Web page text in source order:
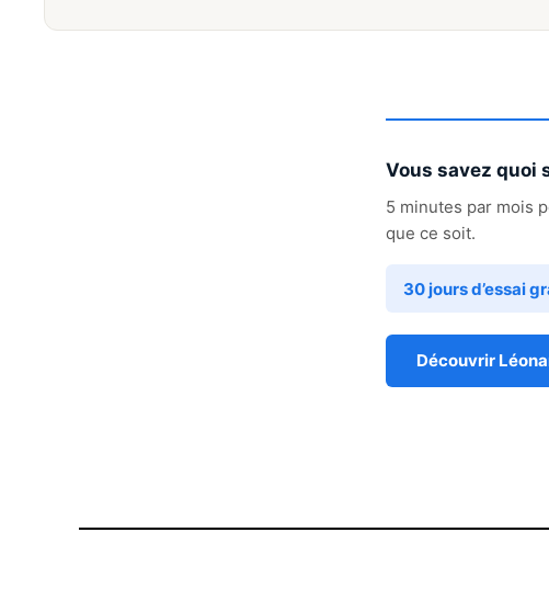
Vous savez quoi
5 minutes par mois
que ce soit.
30 jours d’essai
Découvrir